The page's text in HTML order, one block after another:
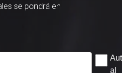
se pondrá en
al